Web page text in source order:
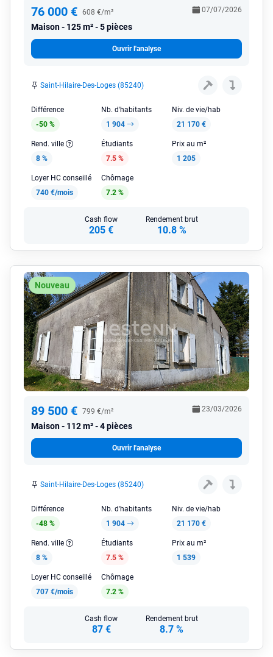
76 000 € 608 €/m²
Maison 125 m² - 5 pièces
07/07/2026
Ouvrir l'analyse
Saint-Hilaire-Des-Loges (85240)
Différence
-50 %
Nb. d'habitants
1 904
Niv. de vie/hab
21 170 €
Rend. ville
8 %
Étudiants
7.5 %
Prix au m²
1 205
Loyer HC conseillé
740 €/mois
Chômage
7.2 %
Cash flow
205 €
Rendement brut
10.8 %
Nouveau
89 500 € 799 €/m²
Maison 112 m² - 4 pièces
23/03/2026
Ouvrir l'analyse
Saint-Hilaire-Des-Loges (85240)
Différence
-48 %
Nb. d'habitants
1 904
Niv. de vie/hab
21 170 €
Rend. ville
8 %
Étudiants
7.5 %
Prix au m²
1 539
Loyer HC conseillé
707 €/mois
Chômage
7.2 %
Cash flow
87 €
Rendement brut
8.7 %